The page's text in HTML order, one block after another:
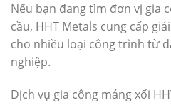
Nếu bạn đang tìm đơn vị gia
cầu, HHT Metals cung cấp
cho nhiều loại công trình từ
nghiệp.
Dịch vụ gia công máng xối